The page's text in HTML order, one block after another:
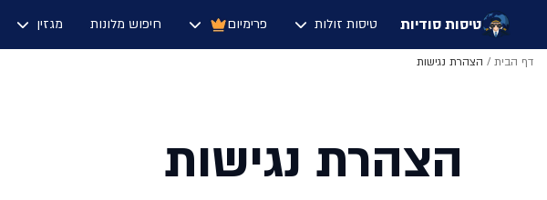
טיסות סודיות טיסות זולות פרימיום חיפוש מלונות מגזין
דף הבית / הצהרת נגישות
הצהרת נגישות